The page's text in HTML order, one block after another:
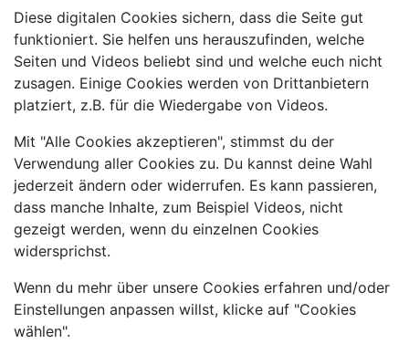
Diese digitalen Cookies sichern, dass die Seite gut
funktioniert. Sie helfen uns herauszufinden, welche
Seiten und Videos beliebt sind und welche euch nicht
zusagen. Einige Cookies werden von Drittanbietern
platziert, z.B. für die Wiedergabe von Videos.
Mit "Alle Cookies akzeptieren", stimmst du der
Verwendung aller Cookies zu. Du kannst deine Wahl
jederzeit ändern oder widerrufen. Es kann passieren,
dass manche Inhalte, zum Beispiel Videos, nicht
gezeigt werden, wenn du einzelnen Cookies
widersprichst.
Wenn du mehr über unsere Cookies erfahren und/oder
Einstellungen anpassen willst, klicke auf "Cookies
wählen".